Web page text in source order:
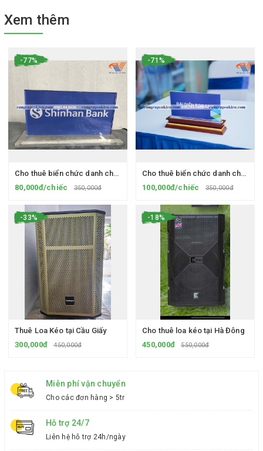
Xem thêm
-77%
Cho thuê biển chức danh chân Mica
80,000đ/chiếc
350,000đ
-71%
Cho thuê biển chức danh chân gỗ
100,000đ/chiếc
350,000đ
-33%
Thuê Loa Kéo tại Cầu Giấy
300,000đ
450,000đ
-18%
Cho thuê loa kéo tại Hà Đông
450,000đ
550,000đ
Miễn phí vận chuyển
Cho các đơn hàng > 5tr
Hỗ trợ 24/7
Liên hệ hỗ trợ 24h/ngày